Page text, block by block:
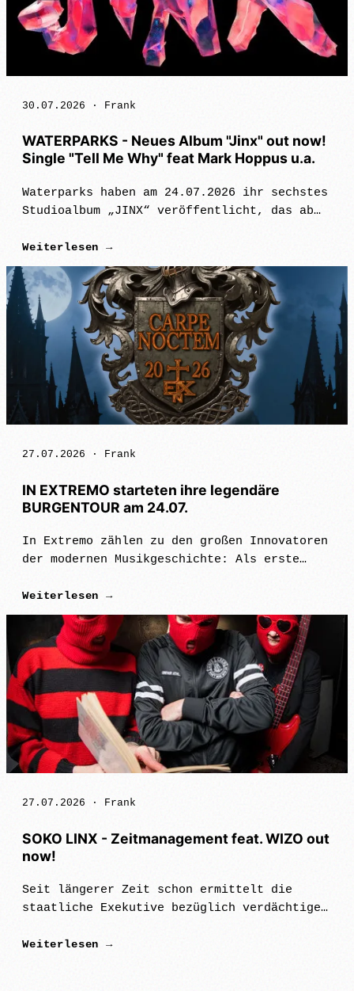
30.07.2026 · Frank
WATERPARKS - Neues Album "Jinx" out now!
Single "Tell Me Why" feat Mark Hoppus u.a.
Waterparks haben am 24.07.2026 ihr sechstes
Studioalbum „JINX“ veröffentlicht, das ab
dem Mark Hoppus von blink-
182, Eric Nally von Foxy Shazam und Dillon
Francis…
Weiterlesen →
27.07.2026 · Frank
IN EXTREMO starteten ihre legendäre
BURGENTOUR am 24.07.
In Extremo zählen zu den großen Innovatoren
der modernen Musikgeschichte: Als erste
archaische Kraft und wuchtige Rockenergie
miteinander verschmolz, haben s…
Weiterlesen →
27.07.2026 · Frank
SOKO LINX - Zeitmanagement feat. WIZO out
now!
Seit längerer Zeit schon ermittelt die
staatliche Exekutive bezüglich verdächtiger
Ermittlungsergebnissen zufolge gründete
Weiterlesen →